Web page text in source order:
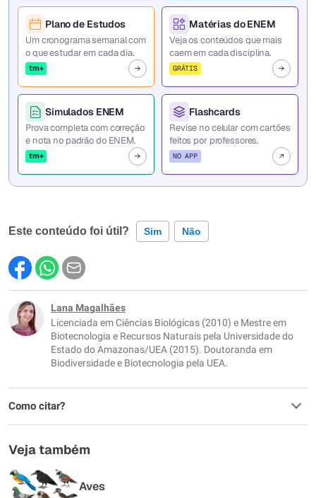
Plano de Estudos
Um cronograma semanal com
o que estudar em cada dia.
tm+
Matérias do ENEM
Veja os conteúdos que mais
caem em cada disciplina.
GRÁTIS
Simulados ENEM
Prova completa com correção
e nota no padrão do ENEM.
tm+
Flashcards
Revise no celular com cartões
feitos por professores.
NO APP
Este conteúdo foi útil? Sim Não
Este conteúdo contém informação incorreta
Este conteúdo não tem a informação que procuro
Outro
Lana Magalhães
Licenciada em Ciências Biológicas (2010) e Mestre em
Biotecnologia e Recursos Naturais pela Universidade do
Estado do Amazonas/UEA (2015). Doutoranda em
Biodiversidade e Biotecnologia pela UEA.
Como citar?
Veja também
Aves